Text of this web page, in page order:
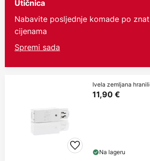
Utičnica
Nabavite posljednje komade po
cijenama
Spremi sada
Ivela zemljana
11,90 €
Na lageru